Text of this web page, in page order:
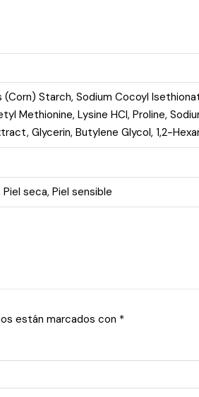
Starch, Sodium Cocoyl
Methionine, Lysine HCl, Proline,
Glycerin, Butylene Glycol, 1,2-
Piel seca, Piel sensible
están marcados con *